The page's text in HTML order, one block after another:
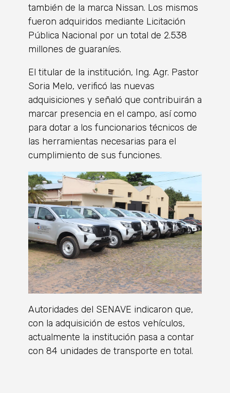
también de la marca Nissan. Los mismos
fueron adquiridos mediante Licitación
Pública Nacional por un total de 2.538
millones de guaraníes.
El titular de la institución, Ing. Agr. Pastor
Soria Melo, verificó las nuevas
adquisiciones y señaló que contribuirán a
marcar presencia en el campo, así como
para dotar a los funcionarios técnicos de
las herramientas necesarias para el
cumplimiento de sus funciones.
Autoridades del SENAVE indicaron que,
con la adquisición de estos vehículos,
actualmente la institución pasa a contar
con 84 unidades de transporte en total.